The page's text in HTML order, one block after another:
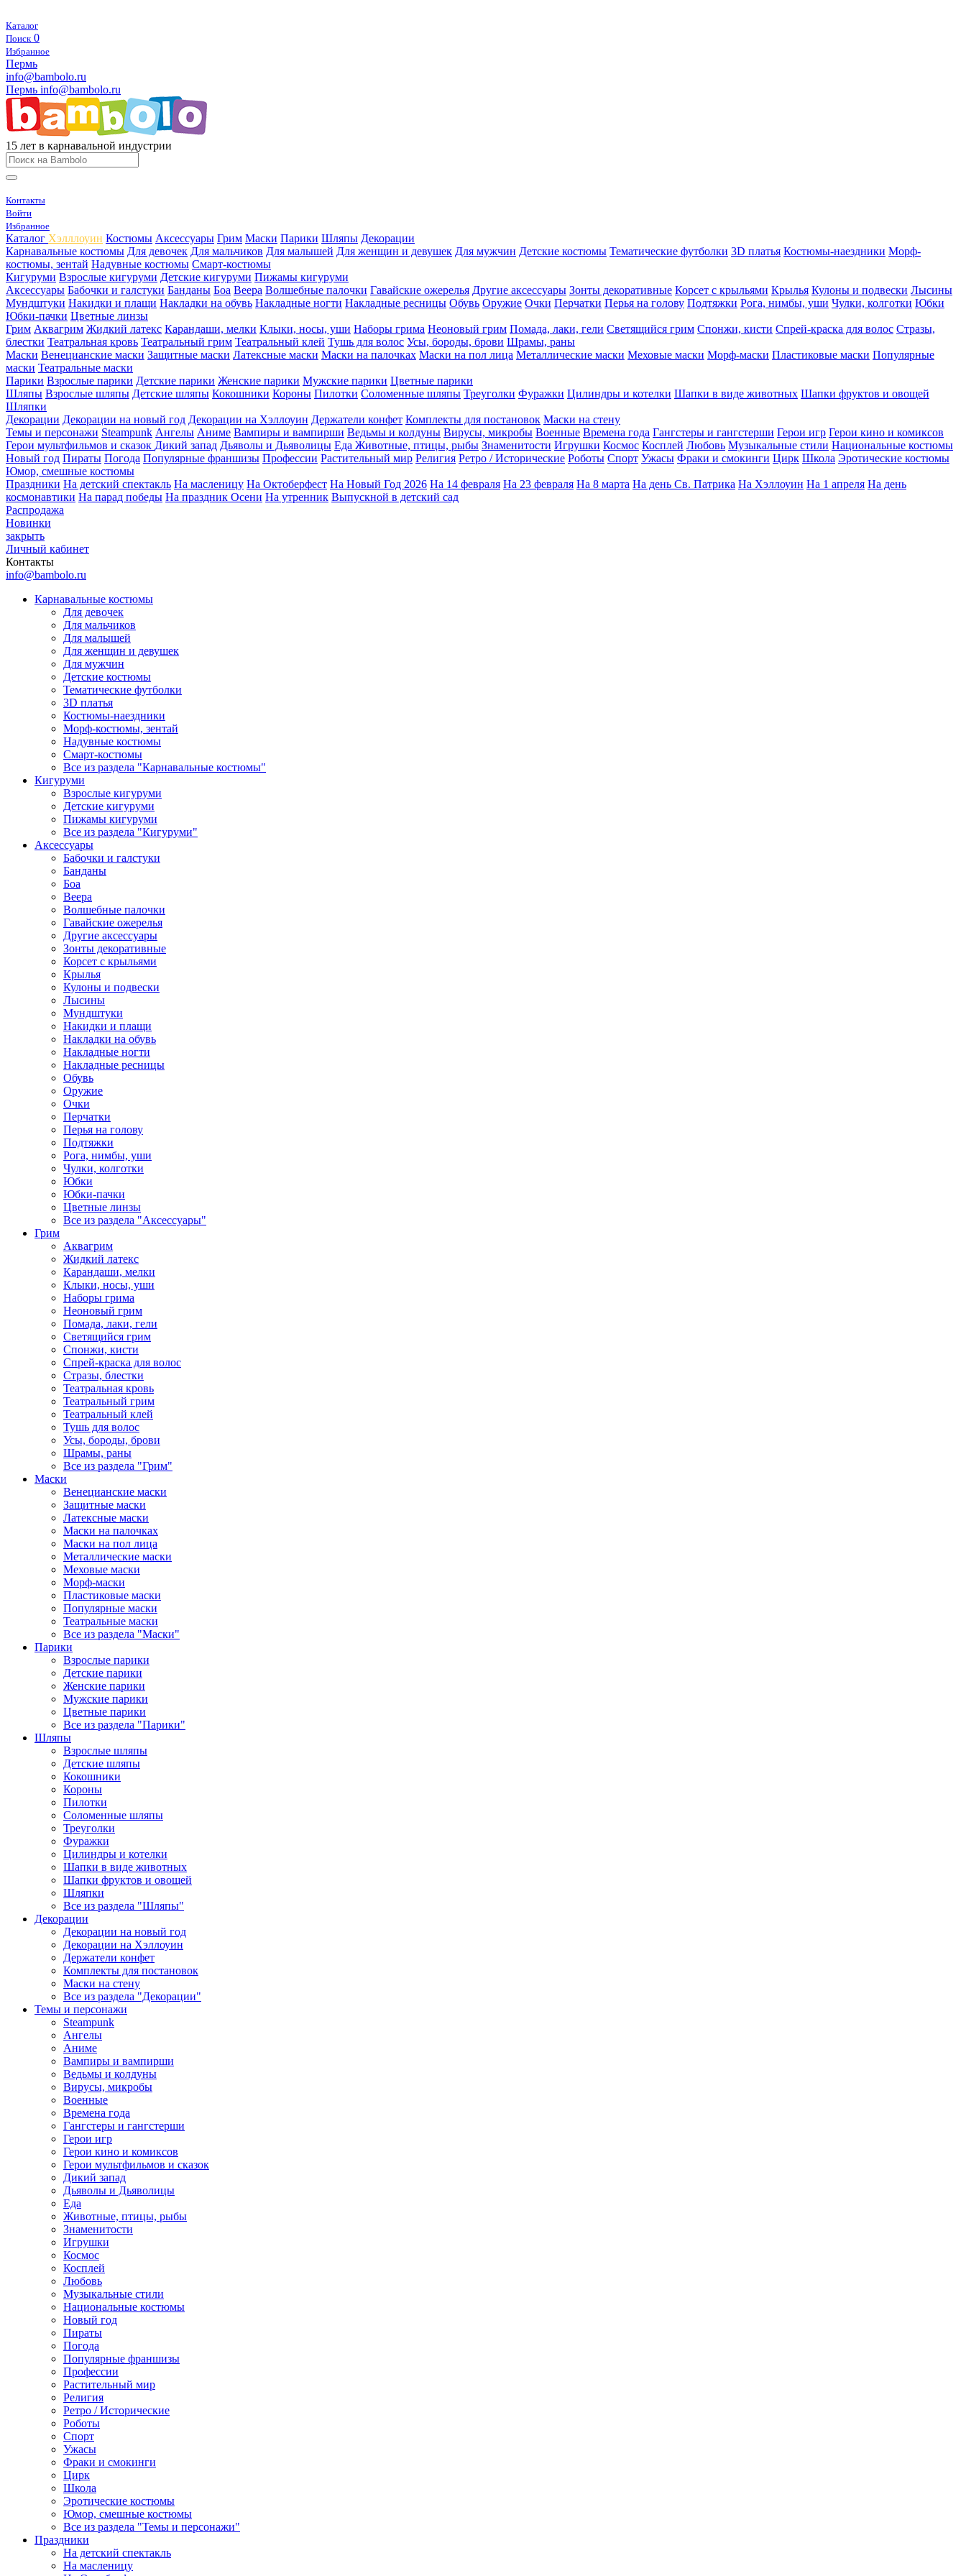
Каталог
Поиск 0
Избранное
Пермь
info@bambolo.ru
Пермь info@bambolo.ru
15 лет в карнавальной индустрии
Контакты
Войти
Избранное
Каталог Хэлллоуин Костюмы Аксессуары Грим Маски Парики Шляпы Декорации
Карнавальные костюмы Для девочек Для мальчиков Для малышей Для женщин и девушек Для мужчин Детские костюмы Тематические футболки 3D платья Костюмы-наездники Морф-
костюмы, зентай Надувные костюмы Смарт-костюмы
Кигуруми Взрослые кигуруми Детские кигуруми Пижамы кигуруми
Аксессуары Бабочки и галстуки Банданы Боа Веера Волшебные палочки Гавайские ожерелья Другие аксессуары Зонты декоративные Корсет с крыльями Крылья Кулоны и подвески Лысины
Мундштуки Накидки и плащи Накладки на обувь Накладные ногти Накладные ресницы Обувь Оружие Очки Перчатки Перья на голову Подтяжки Рога, нимбы, уши Чулки, колготки Юбки
Юбки-пачки Цветные линзы
Грим Аквагрим Жидкий латекс Карандаши, мелки Клыки, носы, уши Наборы грима Неоновый грим Помада, лаки, гели Светящийся грим Спонжи, кисти Спрей-краска для волос Стразы,
блестки Театральная кровь Театральный грим Театральный клей Тушь для волос Усы, бороды, брови Шрамы, раны
Маски Венецианские маски Защитные маски Латексные маски Маски на палочках Маски на пол лица Металлические маски Меховые маски Морф-маски Пластиковые маски Популярные
маски Театральные маски
Парики Взрослые парики Детские парики Женские парики Мужские парики Цветные парики
Шляпы Взрослые шляпы Детские шляпы Кокошники Короны Пилотки Соломенные шляпы Треуголки Фуражки Цилиндры и котелки Шапки в виде животных Шапки фруктов и овощей
Шляпки
Декорации Декорации на новый год Декорации на Хэллоуин Держатели конфет Комплекты для постановок Маски на стену
Темы и персонажи Steampunk Ангелы Аниме Вампиры и вампирши Ведьмы и колдуны Вирусы, микробы Военные Времена года Гангстеры и гангстерши Герои игр Герои кино и комиксов
Герои мультфильмов и сказок Дикий запад Дьяволы и Дьяволицы Еда Животные, птицы, рыбы Знаменитости Игрушки Космос Косплей Любовь Музыкальные стили Национальные костюмы
Новый год Пираты Погода Популярные франшизы Профессии Растительный мир Религия Ретро / Исторические Роботы Спорт Ужасы Фраки и смокинги Цирк Школа Эротические костюмы
Юмор, смешные костюмы
Праздники На детский спектакль На масленицу На Октоберфест На Новый Год 2026 На 14 февраля На 23 февраля На 8 марта На день Св. Патрика На Хэллоуин На 1 апреля На день
космонавтики На парад победы На праздник Осени На утренник Выпускной в детский сад
Распродажа
Новинки
закрыть
Личный кабинет
Контакты
info@bambolo.ru
Карнавальные костюмы
Для девочек
Для мальчиков
Для малышей
Для женщин и девушек
Для мужчин
Детские костюмы
Тематические футболки
3D платья
Костюмы-наездники
Морф-костюмы, зентай
Надувные костюмы
Смарт-костюмы
Все из раздела "Карнавальные костюмы"
Кигуруми
Взрослые кигуруми
Детские кигуруми
Пижамы кигуруми
Все из раздела "Кигуруми"
Аксессуары
Бабочки и галстуки
Банданы
Боа
Веера
Волшебные палочки
Гавайские ожерелья
Другие аксессуары
Зонты декоративные
Корсет с крыльями
Крылья
Кулоны и подвески
Лысины
Мундштуки
Накидки и плащи
Накладки на обувь
Накладные ногти
Накладные ресницы
Обувь
Оружие
Очки
Перчатки
Перья на голову
Подтяжки
Рога, нимбы, уши
Чулки, колготки
Юбки
Юбки-пачки
Цветные линзы
Все из раздела "Аксессуары"
Грим
Аквагрим
Жидкий латекс
Карандаши, мелки
Клыки, носы, уши
Наборы грима
Неоновый грим
Помада, лаки, гели
Светящийся грим
Спонжи, кисти
Спрей-краска для волос
Стразы, блестки
Театральная кровь
Театральный грим
Театральный клей
Тушь для волос
Усы, бороды, брови
Шрамы, раны
Все из раздела "Грим"
Маски
Венецианские маски
Защитные маски
Латексные маски
Маски на палочках
Маски на пол лица
Металлические маски
Меховые маски
Морф-маски
Пластиковые маски
Популярные маски
Театральные маски
Все из раздела "Маски"
Парики
Взрослые парики
Детские парики
Женские парики
Мужские парики
Цветные парики
Все из раздела "Парики"
Шляпы
Взрослые шляпы
Детские шляпы
Кокошники
Короны
Пилотки
Соломенные шляпы
Треуголки
Фуражки
Цилиндры и котелки
Шапки в виде животных
Шапки фруктов и овощей
Шляпки
Все из раздела "Шляпы"
Декорации
Декорации на новый год
Декорации на Хэллоуин
Держатели конфет
Комплекты для постановок
Маски на стену
Все из раздела "Декорации"
Темы и персонажи
Steampunk
Ангелы
Аниме
Вампиры и вампирши
Ведьмы и колдуны
Вирусы, микробы
Военные
Времена года
Гангстеры и гангстерши
Герои игр
Герои кино и комиксов
Герои мультфильмов и сказок
Дикий запад
Дьяволы и Дьяволицы
Еда
Животные, птицы, рыбы
Знаменитости
Игрушки
Космос
Косплей
Любовь
Музыкальные стили
Национальные костюмы
Новый год
Пираты
Погода
Популярные франшизы
Профессии
Растительный мир
Религия
Ретро / Исторические
Роботы
Спорт
Ужасы
Фраки и смокинги
Цирк
Школа
Эротические костюмы
Юмор, смешные костюмы
Все из раздела "Темы и персонажи"
Праздники
На детский спектакль
На масленицу